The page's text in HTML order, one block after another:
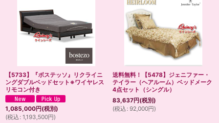
【5733】『ボステッソ』リクライニ
ングダブルベッドセット※ワイヤレス
リモコン付き
1,085,000円(税別)
(税込 : 1,193,500円)
送料無料！【5478】ジェニファー・
テイラー（ヘアルーム）ベッドメーク
4点セット（シングル）
83,637円(税別)
(税込 : 92,000円)